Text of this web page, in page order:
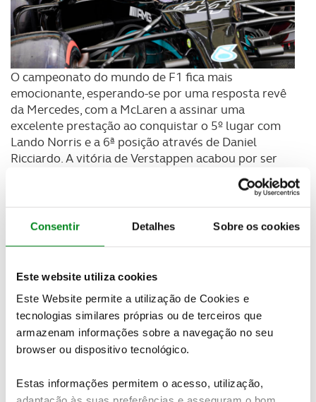
Consentir Detalhes Sobre os cookies
Este website utiliza cookies
Este Website permite a utilização de Cookies e
tecnologias similares próprias ou de terceiros que
armazenam informações sobre a navegação no seu
browser ou dispositivo tecnológico.
Estas informações permitem o acesso, utilização,
O campeonato do mundo de F1 fica mais
emocionante, esperando-se por uma resposta revê
da Mercedes, com a McLaren a assinar uma
excelente prestação ao conquistar o 5º lugar com
Lando Norris e a 6ª posição através de Daniel
Ricciardo. A vitória de Verstappen acabou por ser
brilhante, deixando Hamilton e a Mercedes com